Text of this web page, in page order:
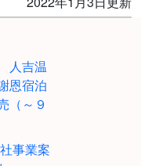
人吉温
恩宿泊
（～９
事業案